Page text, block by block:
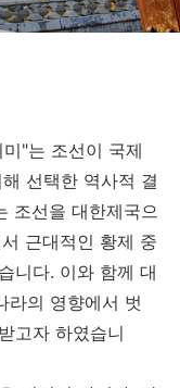
"는 조선이 국제
선택한 역사적 결
조선을 대한제국으
근대적인 황제 중
니다. 이와 함께 대
라의 영향에서 벗
고자 하였습니